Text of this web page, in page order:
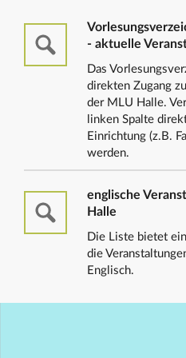
- aktuelle
Das
direkten Zugang
der MLU Halle.
linken Spalte
Einrichtung (z.B.
werden.
englische
Halle
Die Liste bietet
die
Englisch.